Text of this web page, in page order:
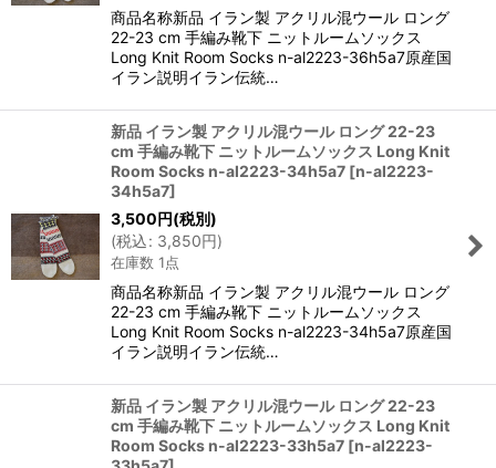
商品名称新品 イラン製 アクリル混ウール ロング
22-23 cm 手編み靴下 ニットルームソックス
Long Knit Room Socks n-al2223-36h5a7原産国
イラン説明イラン伝統…
新品 イラン製 アクリル混ウール ロング 22-23
cm 手編み靴下 ニットルームソックス Long Knit
Room Socks n-al2223-34h5a7 [n-al2223-
34h5a7]
3,500円(税別)
(税込: 3,850円)
在庫数 1点
商品名称新品 イラン製 アクリル混ウール ロング
22-23 cm 手編み靴下 ニットルームソックス
Long Knit Room Socks n-al2223-34h5a7原産国
イラン説明イラン伝統…
新品 イラン製 アクリル混ウール ロング 22-23
cm 手編み靴下 ニットルームソックス Long Knit
Room Socks n-al2223-33h5a7 [n-al2223-